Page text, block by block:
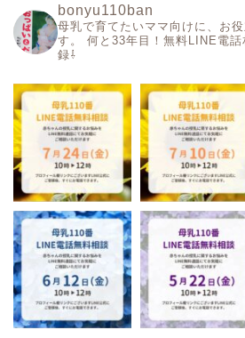
bonyu110ban
母乳で育てたいママ向けに、お
す。
何と33年目！無料LINE電話
録⇩